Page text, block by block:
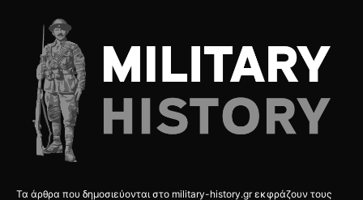
Τα άρθρα που δημοσιεύονται στο military-history.gr εκφράζουν τους